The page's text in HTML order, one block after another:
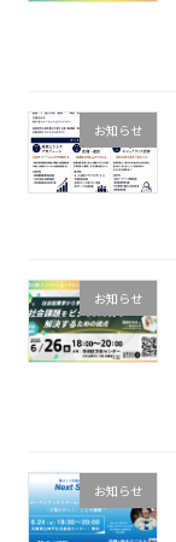
お知らせ
お知らせ
お知らせ